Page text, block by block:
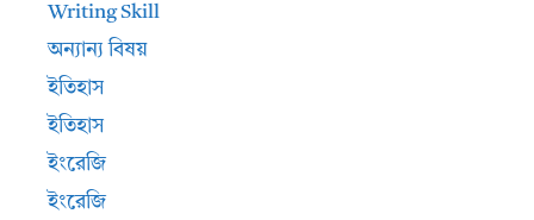
Writing Skill
অন্যান্য বিষয়
ইতিহাস
ইতিহাস
ইংরেজি
ইংরেজি